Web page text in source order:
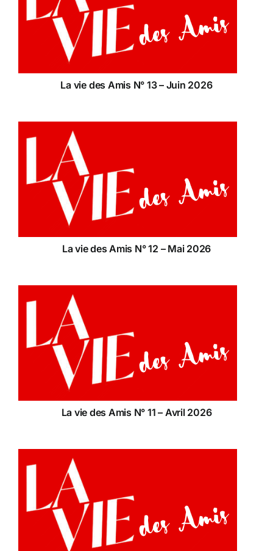
La vie des Amis N° 13 – Juin 2026
La vie des Amis N° 12 – Mai 2026
La vie des Amis N° 11 – Avril 2026